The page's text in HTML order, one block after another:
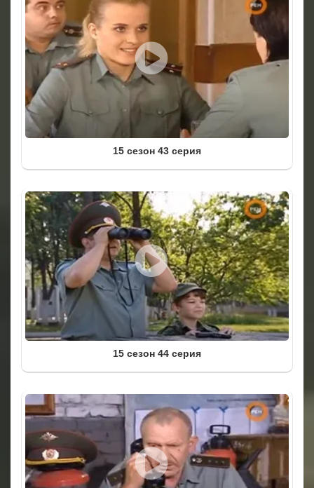
15 сезон 43 серия
15 сезон 44 серия